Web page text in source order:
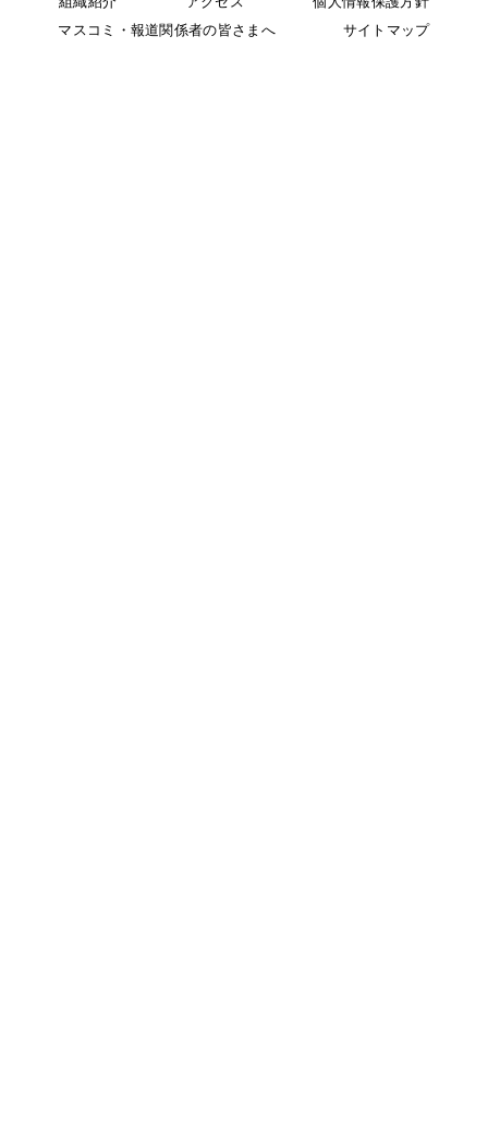
マスコミ・報道関係者の皆さまへ
サイトマップ